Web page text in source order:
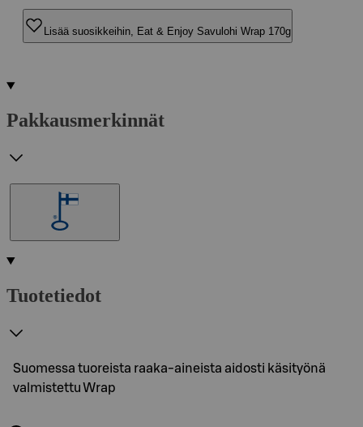
Lisää suosikkeihin, Eat & Enjoy Savulohi Wrap 170g
Pakkausmerkinnät
Tuotetiedot
Suomessa tuoreista raaka-aineista aidosti käsityönä
valmistettu Wrap